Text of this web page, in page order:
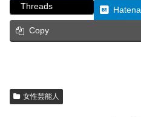
Threads
Hatena
Copy
女性芸能人